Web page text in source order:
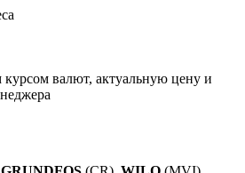
валют, актуальную цену и